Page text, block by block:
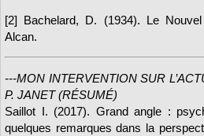
[2] Bachelard, D. (1934). Le
Alcan.
---MON INTERVENTION SUR
P. JANET (RÉSUMÉ)
Saillot I. (2017). Grand angle :
quelques remarques dans la